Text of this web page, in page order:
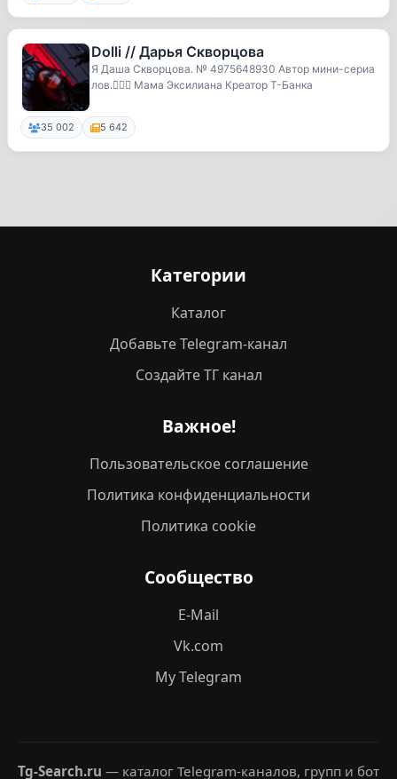
Dolli // Дарья Скворцова
Я Даша Скворцова. № 4975648930 Автор мини-сериа
лов.🧝🏻‍♀️ Мама Эксилиана Креатор Т-Банка
35 002 5 642
Категории
Каталог
Добавьте Telegram-канал
Создайте ТГ канал
Важное!
Пользовательское соглашение
Политика конфиденциальности
Политика cookie
Сообщество
E-Mail
Vk.com
My Telegram
Tg-Search.ru — каталог Telegram-каналов, групп и бот